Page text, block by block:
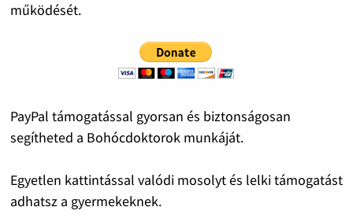
működését.
PayPal támogatással gyorsan és biztonságosan
segítheted a Bohócdoktorok munkáját.
Egyetlen kattintással valódi mosolyt és lelki támogatást
adhatsz a gyermekeknek.